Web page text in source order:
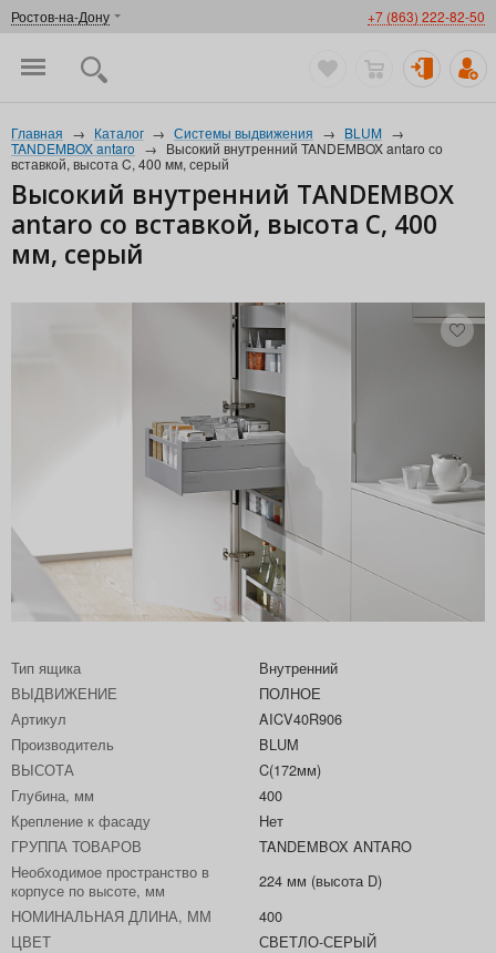
Ростов-на-Дону +7 (863) 222-82-50
Главная → Каталог → Системы выдвижения → BLUM →
TANDEMBOX antaro → Высокий внутренний TANDEMBOX antaro со
вставкой, высота C, 400 мм, серый
Высокий внутренний TANDEMBOX
antaro со вставкой, высота C, 400
мм, серый
Тип ящика
Внутренний
ВЫДВИЖЕНИЕ
ПОЛНОЕ
Артикул
AICV40R906
Производитель
BLUM
ВЫСОТА
C(172мм)
Глубина, мм
400
Крепление к фасаду
Нет
ГРУППА ТОВАРОВ
TANDEMBOX ANTARO
Необходимое пространство в
корпусе по высоте, мм
224 мм (высота D)
НОМИНАЛЬНАЯ ДЛИНА, ММ
400
ЦВЕТ
СВЕТЛО-СЕРЫЙ